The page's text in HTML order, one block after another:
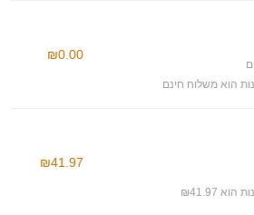
הוא משלוח חינם
₪0.00
₪41.97
₪41.97